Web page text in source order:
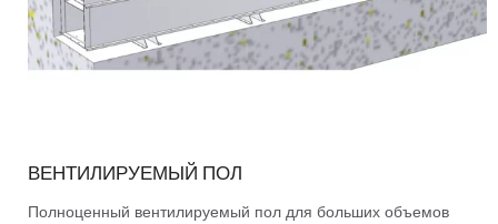
ВЕНТИЛИРУЕМЫЙ ПОЛ
Полноценный вентилируемый пол для больших объемов